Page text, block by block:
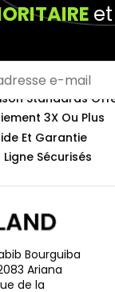
Standards
3X Ou Plus
Et Garantie
Sécurisés
Bourguiba
Ariana
de la